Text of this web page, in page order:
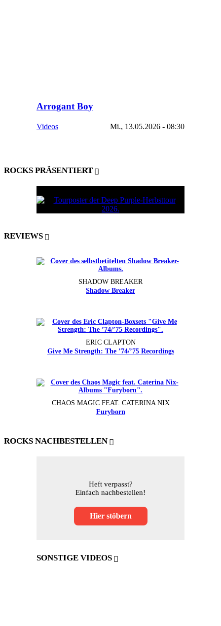
Arrogant Boy
Videos Mi., 13.05.2026 - 08:30
ROCKS PRÄSENTIERT
REVIEWS
SHADOW BREAKER
Shadow Breaker
ERIC CLAPTON
Give Me Strength: The ’74/’75 Recordings
CHAOS MAGIC FEAT. CATERINA NIX
Furyborn
ROCKS NACHBESTELLEN
Heft verpasst?
Einfach nachbestellen!
Hier stöbern
SONSTIGE VIDEOS